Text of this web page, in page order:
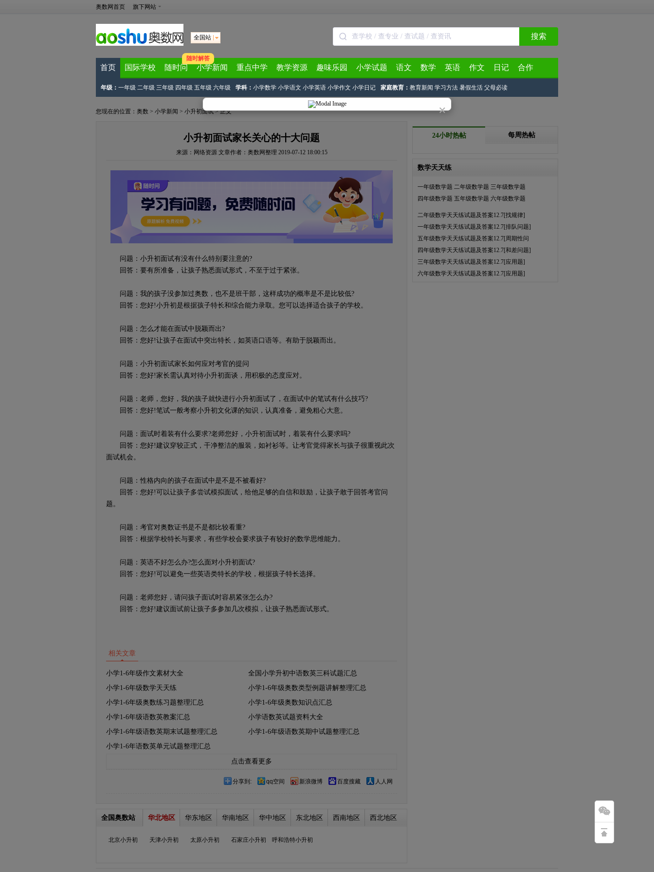
×
奥数网首页 旗下网站
全国站 搜索
首页 国际学校 随时问
随时解答
小学新闻 重点中学 教学资源 趣味乐园 小学试题 语文 数学 英语 作文 日记 合作
年级： 一年级 二年级 三年级 四年级 五年级 六年级 学科： 小学数学 小学语文 小学英语 小学作文 小学日记 家庭教育： 教育新闻 学习方法 暑假生活 父母必读
您现在的位置： 奥数 > 小学新闻 > 小升初面试> 正文
小升初面试家长关心的十大问题
来源： 网络资源文章作者：奥数网整理 2019-07-12 18:00:15
问题：小升初面试有没有什么特别要注意的?
回答：要有所准备，让孩子熟悉面试形式，不至于过于紧张。
问题：我的孩子没参加过奥数，也不是班干部，这样成功的概率是不是比较低?
回答：您好!小升初是根据孩子特长和综合能力录取。您可以选择适合孩子的学校。
问题：怎么才能在面试中脱颖而出?
回答：您好!让孩子在面试中突出特长，如英语口语等。有助于脱颖而出。
问题：小升初面试家长如何应对考官的提问
回答：您好!家长需认真对待小升初面谈，用积极的态度应对。
问题：老师，您好，我的孩子就快进行小升初面试了，在面试中的笔试有什么技巧?
回答：您好!笔试一般考察小升初文化课的知识，认真准备，避免粗心大意。
问题：面试时着装有什么要求?老师您好，小升初面试时，着装有什么要求吗?
回答：您好!建议穿较正式，干净整洁的服装，如衬衫等。让考官觉得家长与孩子很重视此次
面试机会。
问题：性格内向的孩子在面试中是不是不被看好?
回答：您好!可以让孩子多尝试模拟面试，给他足够的自信和鼓励，让孩子敢于回答考官问
题。
问题：考官对奥数证书是不是都比较看重?
回答：根据学校特长与要求，有些学校会要求孩子有较好的数学思维能力。
问题：英语不好怎么办?怎么面对小升初面试?
回答：您好!可以避免一些英语类特长的学校，根据孩子特长选择。
问题：老师您好，请问孩子面试时容易紧张怎么办?
回答：您好!建议面试前让孩子多参加几次模拟，让孩子熟悉面试形式。
相关文章
小学1-6年级作文素材大全
全国小学升初中语数英三科试题汇总
小学1-6年级数学天天练
小学1-6年级奥数类型例题讲解整理汇总
小学1-6年级奥数练习题整理汇总
小学1-6年级奥数知识点汇总
小学1-6年级语数英教案汇总
小学语数英试题资料大全
小学1-6年级语数英期末试题整理汇总
小学1-6年级语数英期中试题整理汇总
小学1-6年语数英单元试题整理汇总
点击查看更多
分享到: qq空间 新浪微博 百度搜藏 人人网
全国奥数站 华北地区 华东地区 华南地区 华中地区 东北地区 西南地区 西北地区
北京小升初 天津小升初 太原小升初 石家庄小升初 呼和浩特小升初
24小时热帖 每周热帖
数学天天练
一年级数学题 二年级数学题 三年级数学题
四年级数学题 五年级数学题 六年级数学题
二年级数学天天练试题及答案12.7[找规律]
一年级数学天天练试题及答案12.7[排队问题]
五年级数学天天练试题及答案12.7[周期性问
四年级数学天天练试题及答案12.7[和差问题]
三年级数学天天练试题及答案12.7[应用题]
六年级数学天天练试题及答案12.7[应用题]